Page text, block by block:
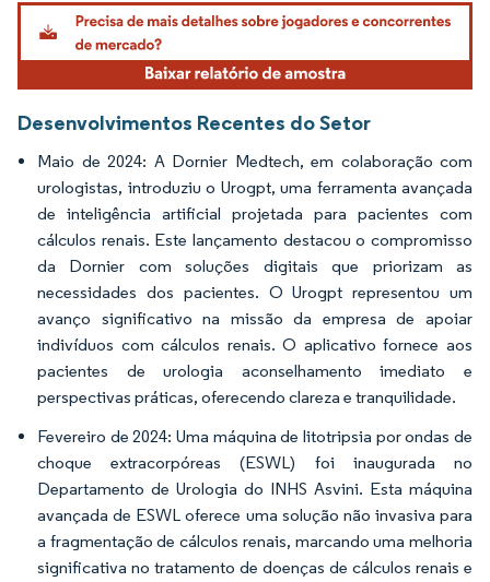
Imagem © Mordor Intelligence. O reuso requer atribuição conforme CC BY 4.0.
Desenvolvimentos Recentes do Setor
Maio de 2024: A Dornier Medtech, em colaboração com
urologistas, introduziu o Urogpt, uma ferramenta avançada
de inteligência artificial projetada para pacientes com
cálculos renais. Este lançamento destacou o compromisso
da Dornier com soluções digitais que priorizam as
necessidades dos pacientes. O Urogpt representou um
avanço significativo na missão da empresa de apoiar
indivíduos com cálculos renais. O aplicativo fornece aos
pacientes de urologia aconselhamento imediato e
perspectivas práticas, oferecendo clareza e tranquilidade.
Fevereiro de 2024: Uma máquina de litotripsia por ondas de
choque extracorpóreas (ESWL) foi inaugurada no
Departamento de Urologia do INHS Asvini. Esta máquina
avançada de ESWL oferece uma solução não invasiva para
a fragmentação de cálculos renais, marcando uma melhoria
significativa no tratamento de doenças de cálculos renais e